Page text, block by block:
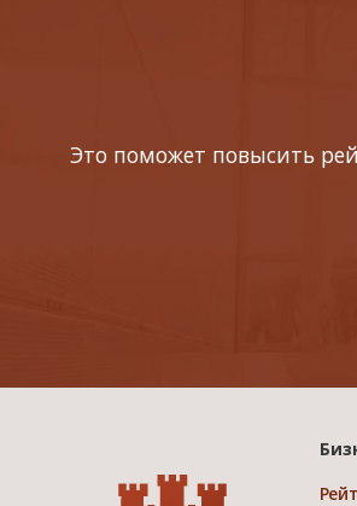
Это поможет повысить